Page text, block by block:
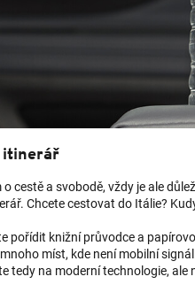
itinerář
cestě a svobodě, vždy je ale
Chcete cestovat do Itálie?
pořídit knižní průvodce a
míst, kde není mobilní
tedy na moderní technologie, ale